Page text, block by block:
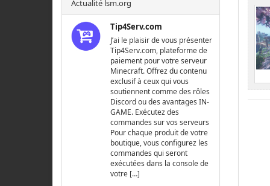
Actualité lsm.org
Tip4Serv.com
J’ai le plaisir de vous présenter
Tip4Serv.com, plateforme de
paiement pour votre serveur
Minecraft. Offrez du contenu
exclusif à ceux qui vous
soutiennent comme des rôles
Discord ou des avantages IN-
GAME. Exécutez des
commandes sur vos serveurs
Pour chaque produit de votre
boutique, vous configurez les
commandes qui seront
exécutées dans la console de
votre […]